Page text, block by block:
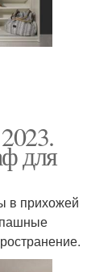
для
в прихожей